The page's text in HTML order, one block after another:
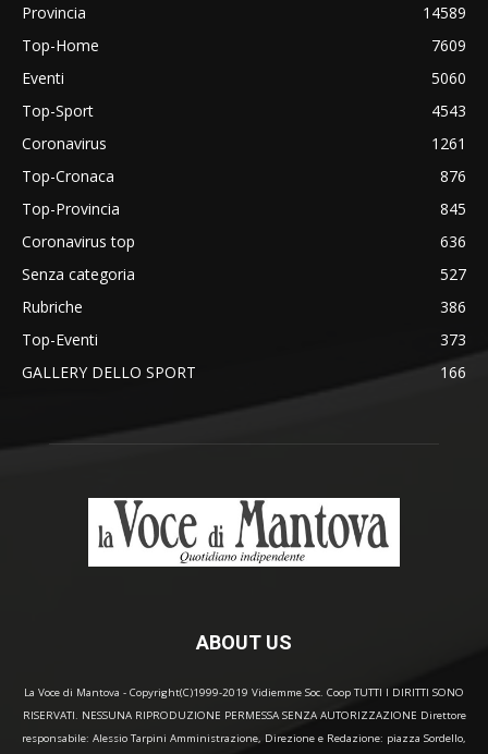
Provincia
14589
Top-Home
7609
Eventi
5060
Top-Sport
4543
Coronavirus
1261
Top-Cronaca
876
Top-Provincia
845
Coronavirus top
636
Senza categoria
527
Rubriche
386
Top-Eventi
373
GALLERY DELLO SPORT
166
ABOUT US
La Voce di Mantova - Copyright(C)1999-2019 Vidiemme Soc. Coop TUTTI I DIRITTI SONO
RISERVATI. NESSUNA RIPRODUZIONE PERMESSA SENZA AUTORIZZAZIONE Direttore
responsabile: Alessio Tarpini Amministrazione, Direzione e Redazione: piazza Sordello,